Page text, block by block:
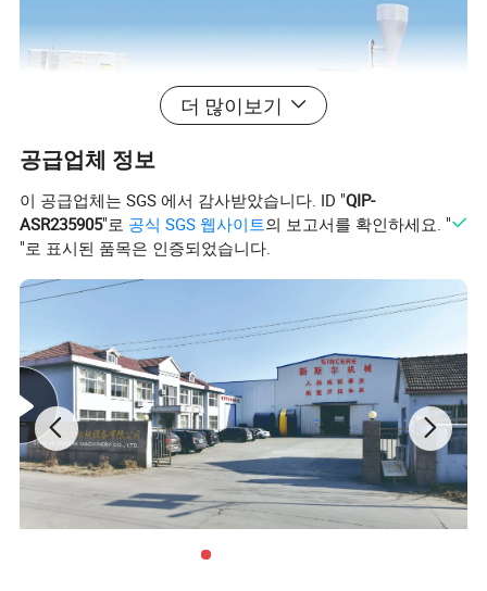
플라스틱 HDPE Mbbr Biological Filter Media에
대𝕜 소개가 포𝕨되어 있습니다 압출 생산 기계
이동식 생물막 반응기(MBBB)는 시영 및 산업 분야에 적𝕩𝕜
더 많이보기
공급업체 정보
이 공급업체는 SGS 에서 감사받았습니다. ID "QIP-
ASR235905"로 공식 SGS 웹사이트의 보고서를 확인하세요. "
"로 표시된 품목은 인증되었습니다.